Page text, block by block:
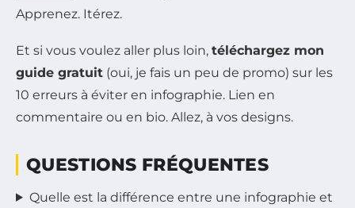
Apprenez. Itérez.
Et si vous voulez aller plus loin, téléchargez mon
guide gratuit (oui, je fais un peu de promo) sur les
10 erreurs à éviter en infographie. Lien en
commentaire ou en bio. Allez, à vos designs.
QUESTIONS FRÉQUENTES
Quelle est la différence entre une infographie et